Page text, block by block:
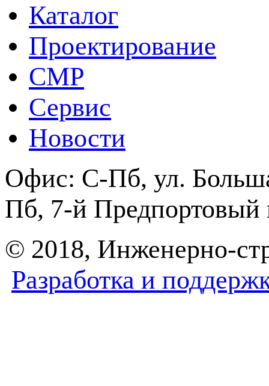
Каталог
Проектирование
СМР
Сервис
Новости
Офис: С-Пб, ул.
Пб, 7-й Предпортовый
© 2018, Инженерно-
Разработка и